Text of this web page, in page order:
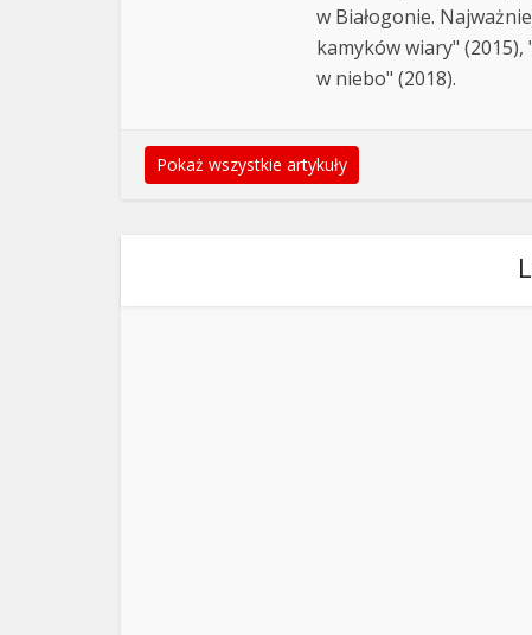
w Białogonie.
kamyków wiary"
w niebo" (2018).
Pokaż wszystkie artykuły